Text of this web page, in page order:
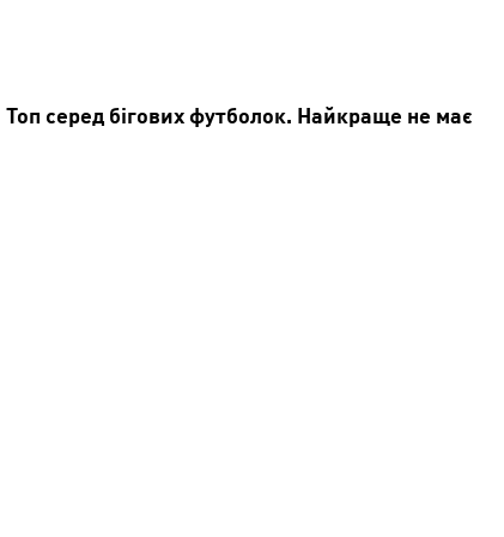
Топ серед бігових футболок. Найкраще не має